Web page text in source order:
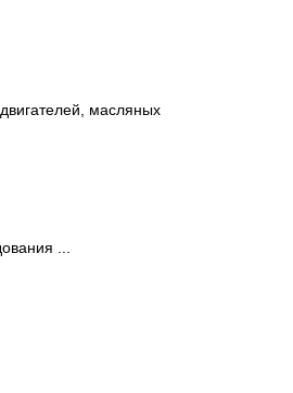
масляных
...